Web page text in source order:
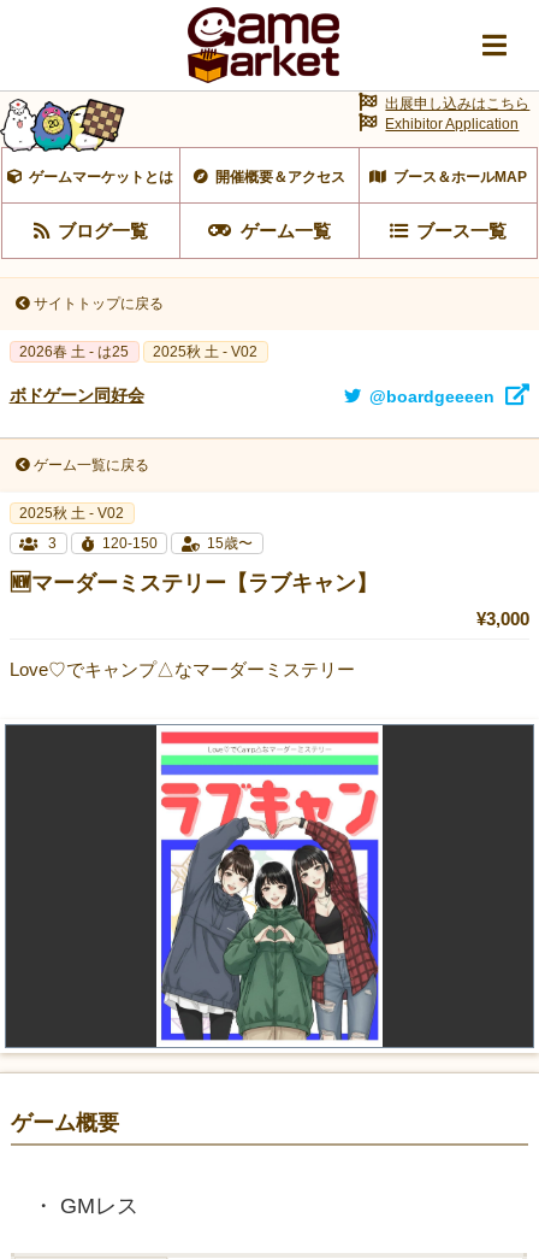
ゲームマーケットとは 開催概要＆アクセス ブース＆ホールMAP
ブログ一覧 ゲーム一覧 ブース一覧
出展申し込みはこちら
Exhibitor Application
サイトトップに戻る
2026春 土 - は25 2025秋 土 - V02
ボドゲーン同好会 @boardgeeeen
ゲーム一覧に戻る
2025秋 土 - V02
3
120-150 15歳〜
🆕マーダーミステリー【ラブキャン】
¥3,000
Love♡でキャンプ△なマーダーミステリー
ゲーム概要
GMレス